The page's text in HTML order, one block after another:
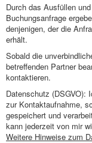
Durch das Ausfüllen
Buchungsanfrage
denjenigen, der die
erhält.
Sobald die
betreffenden Partner
kontaktieren.
Datenschutz (DSGVO):
zur Kontaktaufnahme,
gespeichert und
kann jederzeit von mir
Weitere Hinweise zum